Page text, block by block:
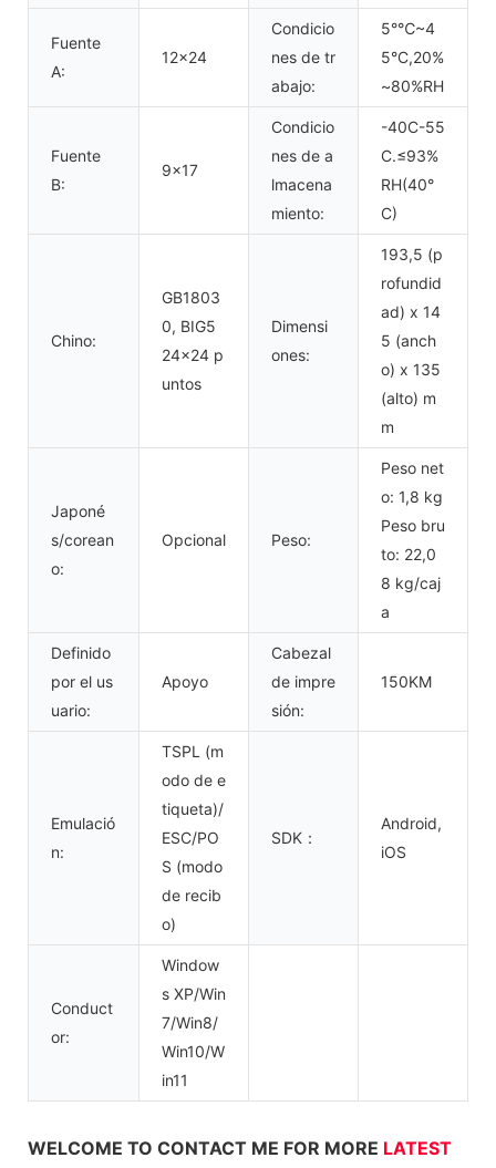
Fuente
A:
12x24
Condicio
nes de tr
abajo:
5°℃~4
5°C,20%
~80%RH
Fuente
B:
9x17
Condicio
nes de a
lmacena
miento:
-40C-55
C.≤93%
RH(40°
C)
Chino:
GB1803
0, BIG5
24x24 p
untos
Dimensi
ones:
193,5 (p
rofundid
ad) x 14
5 (anch
o) x 135
(alto) m
m
Japoné
s/corean
o:
Opcional Peso:
Peso net
o: 1,8 kg
Peso bru
to: 22,0
8 kg/caj
a
Definido
por el us
uario:
Apoyo
Cabezal
de impre
sión:
150KM
Emulació
n:
TSPL (m
odo de e
tiqueta)/
ESC/PO
S (modo
de recib
o)
SDK：
Android,
iOS
Conduct
or:
Window
s XP/Win
7/Win8/
Win10/W
in11
WELCOME TO CONTACT ME FOR MORE LATEST